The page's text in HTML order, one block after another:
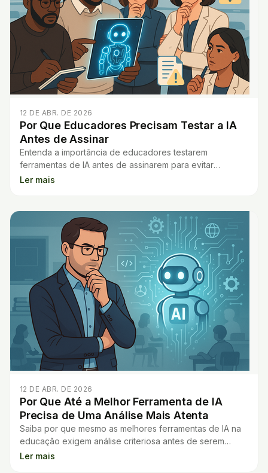
12 DE ABR. DE 2026
Por Que Educadores Precisam Testar a IA
Antes de Assinar
Entenda a importância de educadores testarem
ferramentas de IA antes de assinarem para evitar
frustrações, erros e perda de confiança.
Ler mais
12 DE ABR. DE 2026
Por Que Até a Melhor Ferramenta de IA
Precisa de Uma Análise Mais Atenta
Saiba por que mesmo as melhores ferramentas de IA na
educação exigem análise criteriosa antes de serem
utilizadas para melhorar o aprendizado.
Ler mais